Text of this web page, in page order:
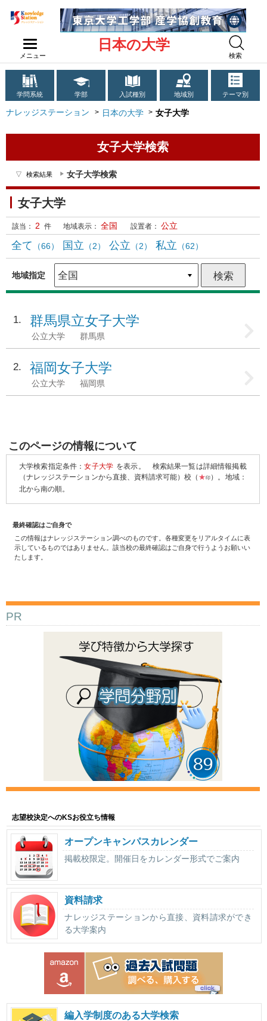
メニュー
日本の大学
検索
学問系統 学部 入試種別 地域別 テーマ別
ナレッジステーション 日本の大学 女子大学
女子大学検索
検索結果 女子大学検索
女子大学
該当： 2 件 地域表示： 全国 設置者： 公立
全て （66） 国立 （2） 公立 （2） 私立 （62）
地域指定
1 群馬県立女子大学
公立大学 群馬県
2 福岡女子大学
公立大学 福岡県
このページの情報について
大学検索指定条件：女子大学 を表示。
検索結果一覧は詳細情報掲載
（ナレッジステーションから直接、資料請求可能）校（ ★印 ）。地域：
北から南の順。
最終確認はご自身で
この情報はナレッジステーション調べのものです。各種変更をリアルタイムに表
示しているものではありません。該当校の最終確認はご自身で行うようお願いい
たします。
PR
志望校決定へのKSお役立ち情報
オープンキャンパスカレンダー
掲載校限定。開催日をカレンダー形式でご案内
資料請求
ナレッジステーションから直接、資料請求ができ
る大学案内
編入学制度のある大学検索